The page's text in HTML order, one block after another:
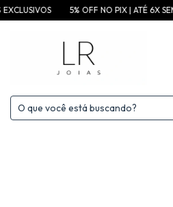
5% OFF NO PIX | ATÉ 6X SEM JUROS